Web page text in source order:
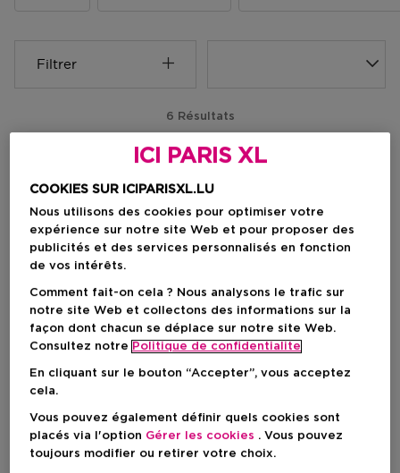
Filtrer
6 Résultats
CLINIQUE
Superdefense City Block Broad Daily Energy + Face Protector
Protection Solaire Visage -
CLINIQUE
Superdefense™ Night Cream
Crème De Nuit Hydratante -
ICI PARIS XL
COOKIES SUR ICIPARISXL.LU
Nous utilisons des cookies pour optimiser votre
expérience sur notre site Web et pour proposer des
publicités et des services personnalisés en fonction
de vos intérêts.
Comment fait-on cela ? Nous analysons le trafic sur
notre site Web et collectons des informations sur la
façon dont chacun se déplace sur notre site Web.
Consultez notre Politique de confidentialite
En cliquant sur le bouton “Accepter”, vous acceptez
cela.
Vous pouvez également définir quels cookies sont
placés via l'option Gérer les cookies . Vous pouvez
toujours modifier ou retirer votre choix.